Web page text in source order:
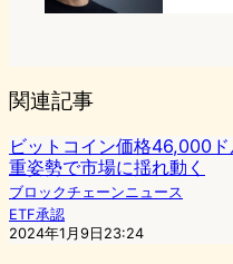
関連記事
ビットコイン価格46,000
重姿勢で市場に揺れ動く
ブロックチェーンニュース
ETF承認
2024年1月9日23:24